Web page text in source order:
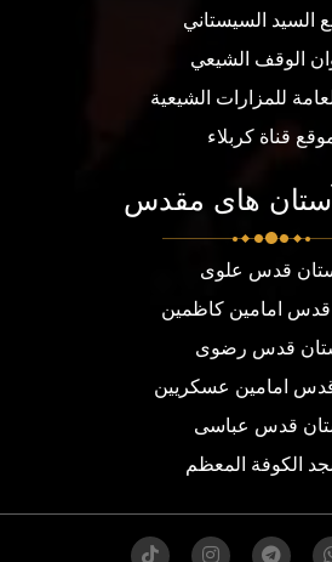
السيد السيستاني
الوقف الشيعي
للمزارات الشيعية
قناة كربلاء
های مقدس
قدس علوی
قدس امامین کاظمین
قدس رضوی
قدس امامین عسکریین
قدس عباسی
الكوفة المعظم